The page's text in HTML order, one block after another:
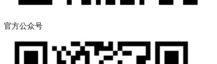
官方公众号